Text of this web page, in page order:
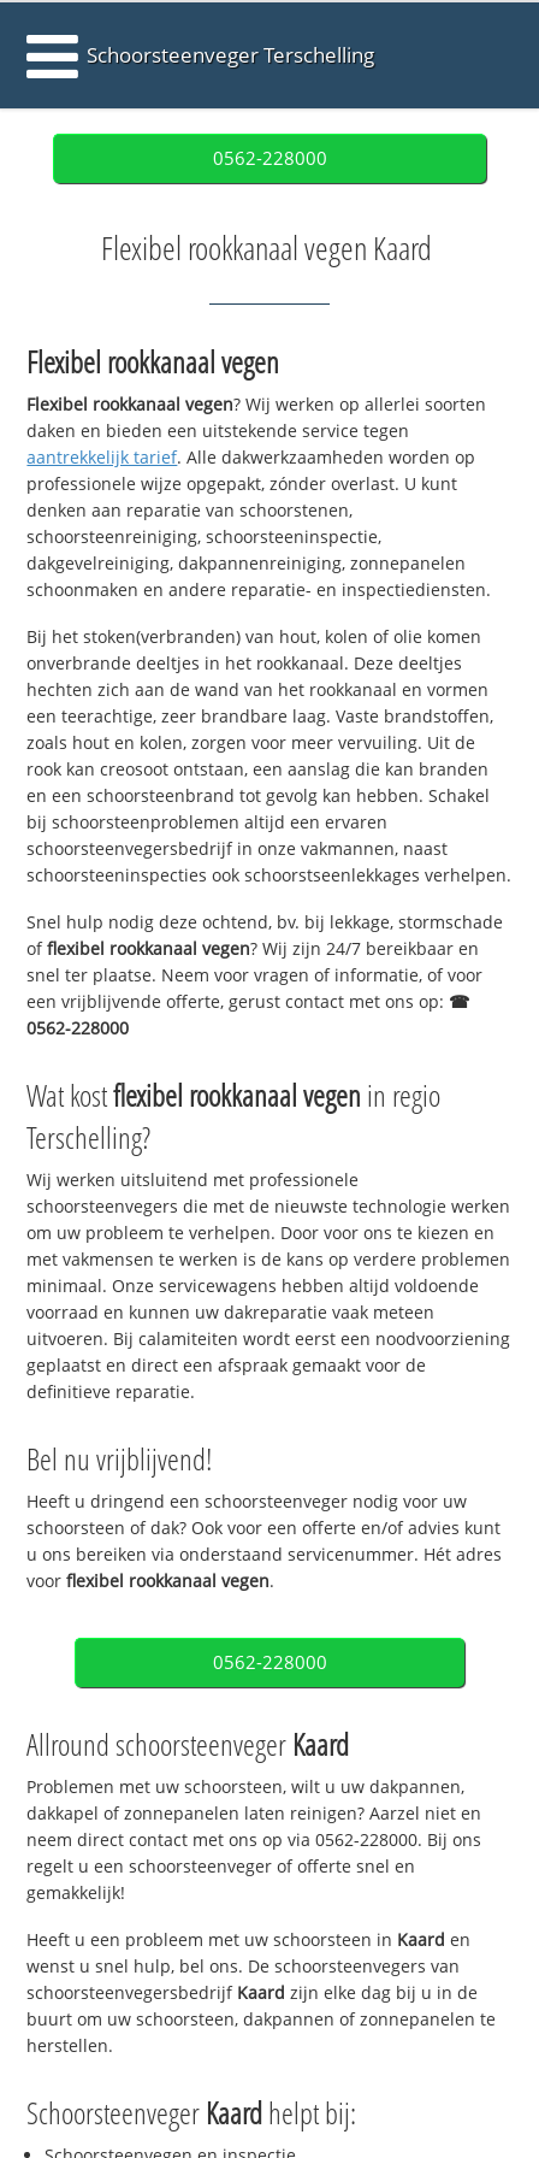
Schoorsteenveger Terschelling
0562-228000
Flexibel rookkanaal vegen Kaard
Flexibel rookkanaal vegen
Flexibel rookkanaal vegen? Wij werken op allerlei soorten
daken en bieden een uitstekende service tegen
aantrekkelijk tarief. Alle dakwerkzaamheden worden op
professionele wijze opgepakt, zónder overlast. U kunt
denken aan reparatie van schoorstenen,
schoorsteenreiniging, schoorsteeninspectie,
dakgevelreiniging, dakpannenreiniging, zonnepanelen
schoonmaken en andere reparatie- en inspectiediensten.
Bij het stoken(verbranden) van hout, kolen of olie komen
onverbrande deeltjes in het rookkanaal. Deze deeltjes
hechten zich aan de wand van het rookkanaal en vormen
een teerachtige, zeer brandbare laag. Vaste brandstoffen,
zoals hout en kolen, zorgen voor meer vervuiling. Uit de
rook kan creosoot ontstaan, een aanslag die kan branden
en een schoorsteenbrand tot gevolg kan hebben. Schakel
bij schoorsteenproblemen altijd een ervaren
schoorsteenvegersbedrijf in onze vakmannen, naast
schoorsteeninspecties ook schoorstseenlekkages verhelpen.
Snel hulp nodig deze ochtend, bv. bij lekkage, stormschade
offlexibel rookkanaal vegen? Wij zijn 24/7 bereikbaar en
snel ter plaatse. Neem voor vragen of informatie, of voor
een vrijblijvende offerte, gerust contact met ons op: ☎
0562-228000
Wat kostflexibel rookkanaal vegen in regio
Terschelling?
Wij werken uitsluitend met professionele
schoorsteenvegers die met de nieuwste technologie werken
om uw probleem te verhelpen. Door voor ons te kiezen en
met vakmensen te werken is de kans op verdere problemen
minimaal. Onze servicewagens hebben altijd voldoende
voorraad en kunnen uw dakreparatie vaak meteen
uitvoeren. Bij calamiteiten wordt eerst een noodvoorziening
geplaatst en direct een afspraak gemaakt voor de
definitieve reparatie.
Bel nu vrijblijvend!
Heeft u dringend een schoorsteenveger nodig voor uw
schoorsteen of dak? Ook voor een offerte en/of advies kunt
u ons bereiken via onderstaand servicenummer. Hét adres
voorflexibel rookkanaal vegen.
0562-228000
Allround schoorsteenveger Kaard
Problemen met uw schoorsteen, wilt u uw dakpannen,
dakkapel of zonnepanelen laten reinigen? Aarzel niet en
neem direct contact met ons op via 0562-228000. Bij ons
regelt u een schoorsteenveger of offerte snel en
gemakkelijk!
Heeft u een probleem met uw schoorsteen in Kaard en
wenst u snel hulp, bel ons. De schoorsteenvegers van
schoorsteenvegersbedrijf Kaard zijn elke dag bij u in de
buurt om uw schoorsteen, dakpannen of zonnepanelen te
herstellen.
Schoorsteenveger Kaardhelpt bij: